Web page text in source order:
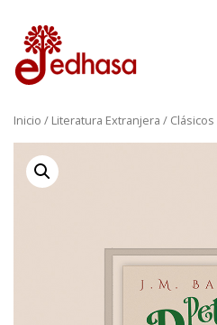
Inicio / Literatura Extranjera / Clásicos